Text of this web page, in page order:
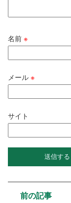
名前※
メール※
サイト
前の記事